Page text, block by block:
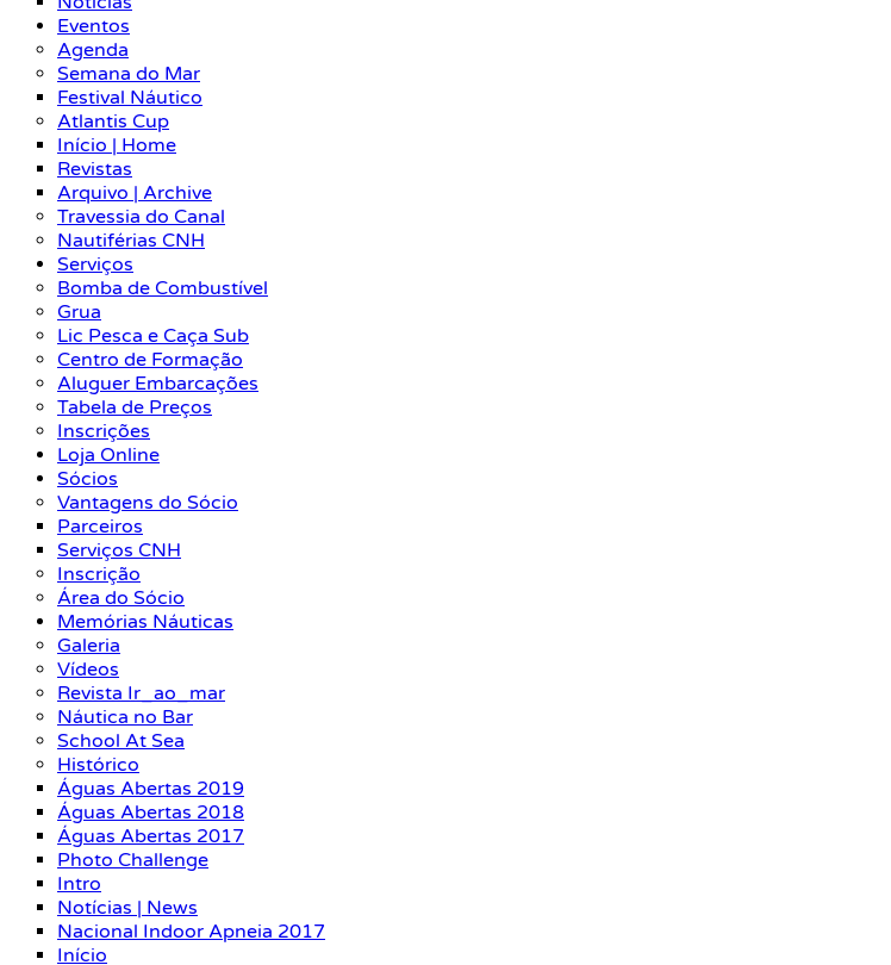
Eventos
Agenda
Semana do Mar
Festival Náutico
Atlantis Cup
Início | Home
Revistas
Arquivo | Archive
Travessia do Canal
Nautiférias CNH
Serviços
Bomba de Combustível
Grua
Lic Pesca e Caça Sub
Centro de Formação
Aluguer Embarcações
Tabela de Preços
Inscrições
Loja Online
Sócios
Vantagens do Sócio
Parceiros
Serviços CNH
Inscrição
Área do Sócio
Memórias Náuticas
Galeria
Vídeos
Revista Ir_ao_mar
Náutica no Bar
School At Sea
Histórico
Águas Abertas 2019
Águas Abertas 2018
Águas Abertas 2017
Photo Challenge
Intro
Notícias | News
Nacional Indoor Apneia 2017
Início